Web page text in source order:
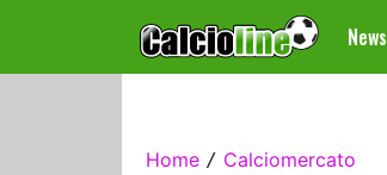
News
Home / Calciomercato